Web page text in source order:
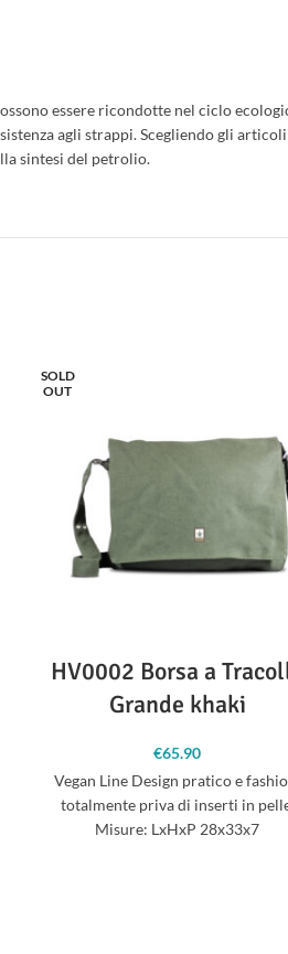
essere ricondotte nel ciclo
agli strappi. Scegliendo gli
sintesi del petrolio.
SOLD
OUT
HV0002 Borsa a
Grande khaki
€65.90
Vegan Line Design pratico e
totalmente priva di inserti in
Misure: LxHxP 28x33x7